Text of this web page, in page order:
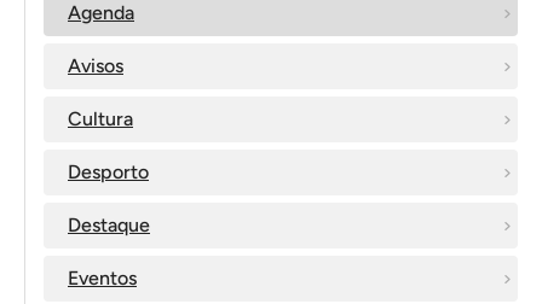
Agenda
Avisos
Cultura
Desporto
Destaque
Eventos